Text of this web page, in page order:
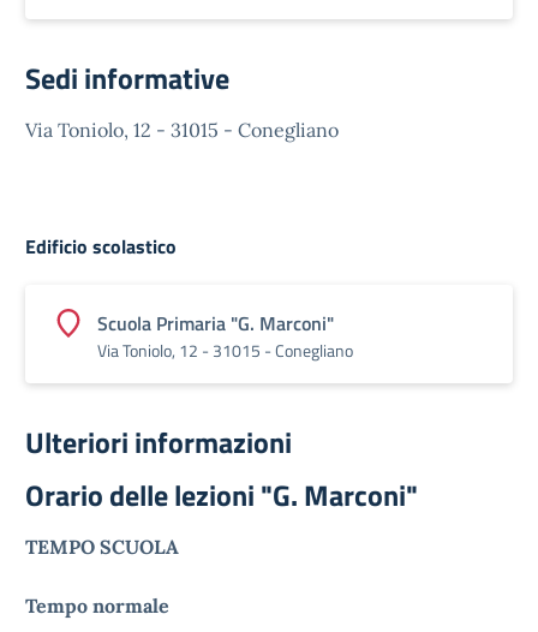
Sedi informative
Via Toniolo, 12 - 31015 - Conegliano
Edificio scolastico
Scuola Primaria "G. Marconi"
Via Toniolo, 12 - 31015 - Conegliano
Ulteriori informazioni
Orario delle lezioni "G. Marconi"
TEMPO SCUOLA
Tempo normale